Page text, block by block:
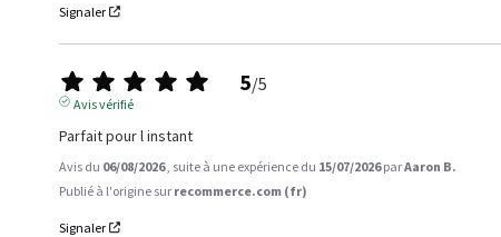
Signaler
5/5
Avis vérifié
Parfait pour l instant
Avis du 06/08/2026 , suite à une expérience du 15/07/2026parAaron B.
Publié à l'origine sur recommerce.com (fr)
Signaler